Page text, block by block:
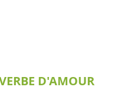
D'AMOUR